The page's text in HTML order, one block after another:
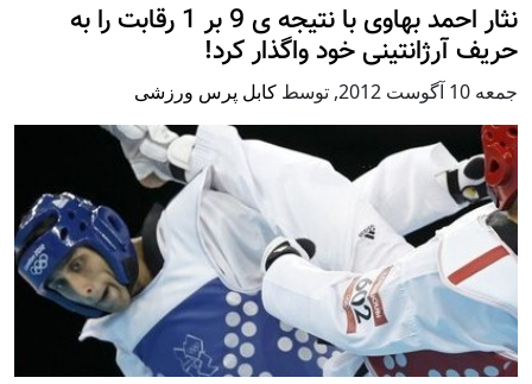
نثار احمد بهاوی با نتیجه ی 9 بر 1 رقابت را به
حریف آرژانتینی خود واگذار کرد!
جمعه 10 آگوست 2012 , توسط کابل پرس ورزشی